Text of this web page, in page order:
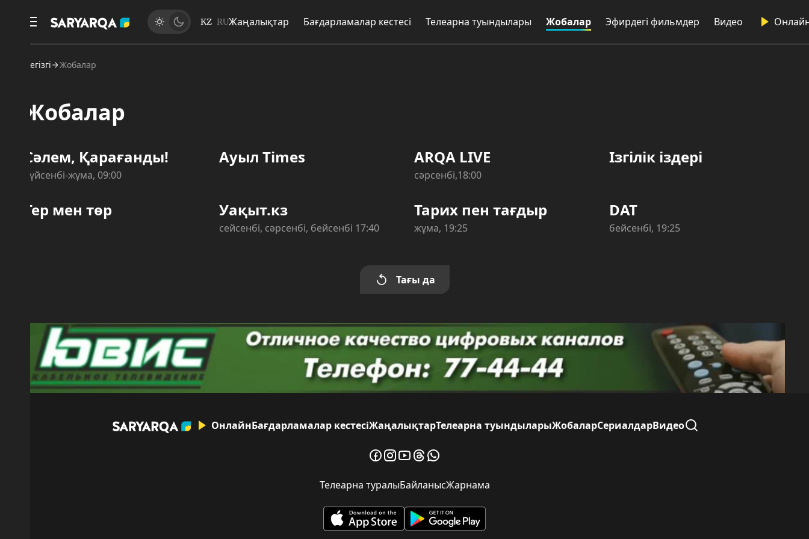
KZ Жаңалықтар Бағдарламалар кестесі Телеарна туындылары Жобалар Эфирдегі фильмдер Видео Онлайн
Жобалар
Қарағанды!
жұма, 09:00
Ауыл Times ARQA LIVE
cәрсенбі,18:00
Ізгілік іздері
мен төр Уақыт.кз
сейсенбі, сәрсенбі, бейсенбі 17:40
Тарих пен тағдыр
жұма, 19:25 бейсенбі, 19:25
Тағы да
ОнлайнБағдарламалар кестесіЖаңалықтарТелеарна туындыларыЖобаларСериалдарВидео
Телеарна туралыБайланысЖарнама